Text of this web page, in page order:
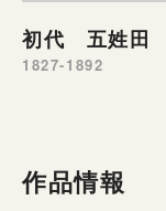
初代 五姓田
1827-1892
作品情報